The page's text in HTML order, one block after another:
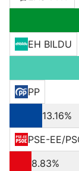
EH BILDU
PP
13.16%
PSE-EE/
8.83%